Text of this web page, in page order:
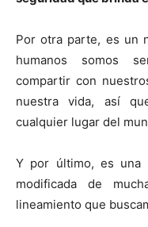
Por otra parte, es un
humanos somos
compartir con
nuestra vida, así
cualquier lugar del
Y por último, es una
modificada de
lineamiento que